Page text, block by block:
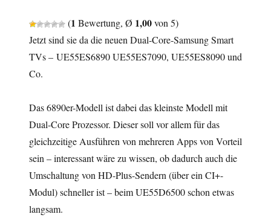
(1 Bewertung, Ø 1,00von 5)
Jetzt sind sie da die neuen Dual-Core-Samsung Smart
TVs – UE55ES6890 UE55ES7090, UE55ES8090 und
Co.
Das 6890er-Modell ist dabei das kleinste Modell mit
Dual-Core Prozessor. Dieser soll vor allem für das
gleichzeitige Ausführen von mehreren Apps von Vorteil
sein – interessant wäre zu wissen, ob dadurch auch die
Umschaltung von HD-Plus-Sendern (über ein CI+-
Modul) schneller ist – beim UE55D6500 schon etwas
langsam.